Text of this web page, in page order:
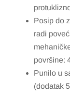
Posip do
radi
površine:
Punilo u
(dodatak